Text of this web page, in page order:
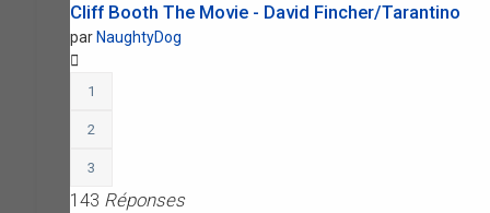
Cliff Booth The Movie - David Fincher/Tarantino
par NaughtyDog
1
2
3
143 Réponses